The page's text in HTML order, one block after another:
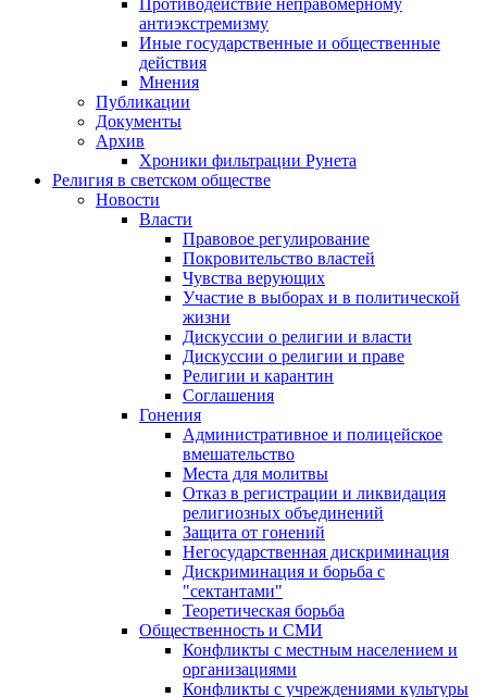
Противодействие неправомерному
антиэкстремизму
Иные государственные и общественные
действия
Мнения
Публикации
Документы
Архив
Хроники фильтрации Рунета
Религия в светском обществе
Новости
Власти
Правовое регулирование
Покровительство властей
Чувства верующих
Участие в выборах и в политической
жизни
Дискуссии о религии и власти
Дискуссии о религии и праве
Религии и карантин
Соглашения
Гонения
Административное и полицейское
вмешательство
Места для молитвы
Отказ в регистрации и ликвидация
религиозных объединений
Защита от гонений
Негосударственная дискриминация
Дискриминация и борьба с
"сектантами"
Теоретическая борьба
Общественность и СМИ
Конфликты с местным населением и
организациями
Конфликты с учреждениями культуры